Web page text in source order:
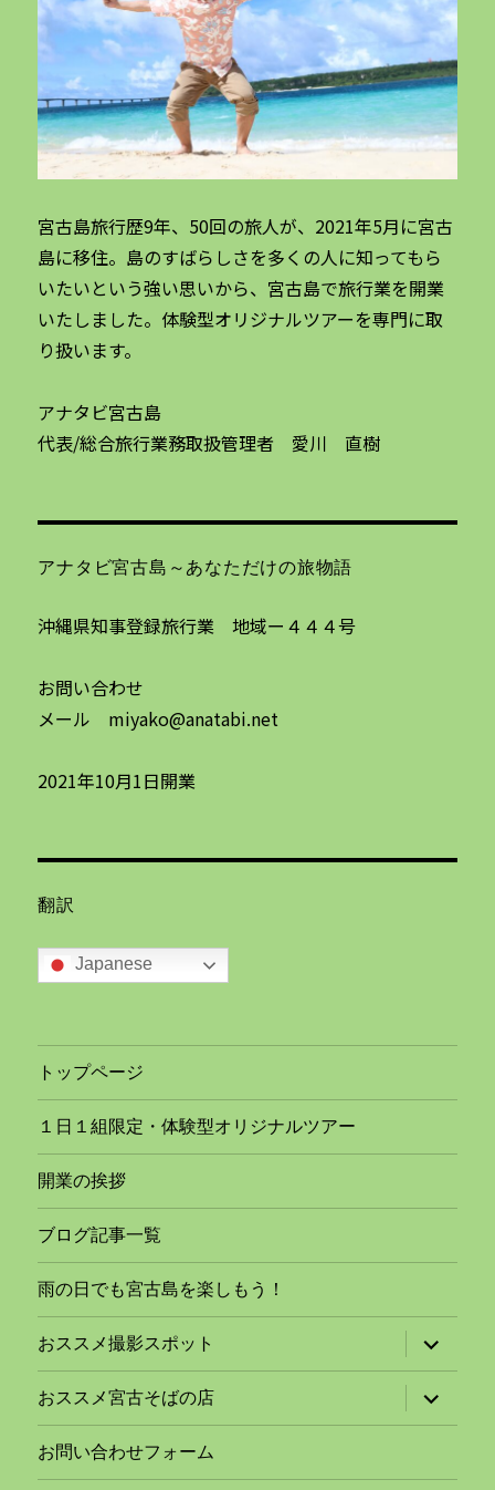
宮古島旅行歴9年、50回の旅人が、2021年5月に宮古
島に移住。島のすばらしさを多くの人に知ってもら
いたいという強い思いから、宮古島で旅行業を開業
いたしました。体験型オリジナルツアーを専門に取
り扱います。
アナタビ宮古島
代表/総合旅行業務取扱管理者 愛川 直樹
アナタビ宮古島～あなただけの旅物語
沖縄県知事登録旅行業 地域ー４４４号
お問い合わせ
メール miyako@anatabi.net
2021年10月1日開業
翻訳
Japanese
トップページ
１日１組限定・体験型オリジナルツアー
開業の挨拶
ブログ記事一覧
雨の日でも宮古島を楽しもう！
おススメ撮影スポット
サ
ブ
メ
ニ
ュ
ー
開
おススメ宮古そばの店
サ
ブ
メ
ー
お問い合わせフォーム